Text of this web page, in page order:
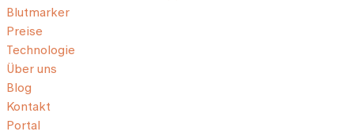
Blutmarker
Preise
Technologie
Über uns
Blog
Kontakt
Portal